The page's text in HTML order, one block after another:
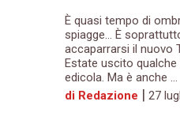
È quasi tempo di
spiagge… È
accaparrarsi il nuovo
Estate uscito
edicola. Ma è anche ...
di Redazione | 27